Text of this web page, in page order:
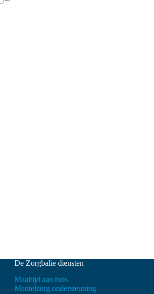
De Zorgbalie diensten
Maaltijd aan huis
Mantelzorg ondersteuning